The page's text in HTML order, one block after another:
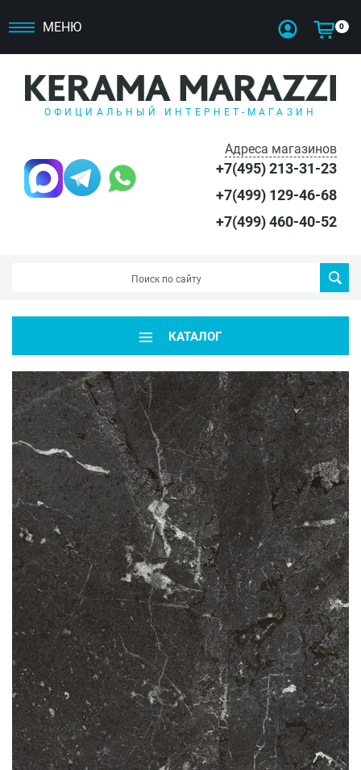
МЕНЮ 0
ОФИЦИАЛЬНЫЙ ИНТЕРНЕТ-МАГАЗИН
Адреса магазинов
+7(495) 213-31-23
+7(499) 129-46-68
+7(499) 460-40-52
КАТАЛОГ